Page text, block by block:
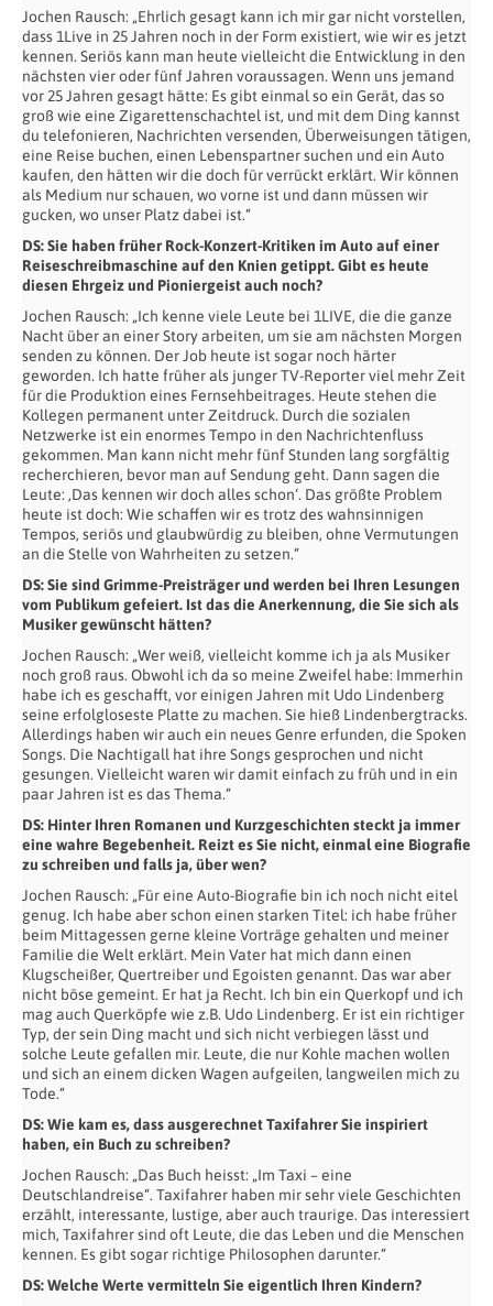
Jochen Rausch: „Ehrlich gesagt kann ich mir gar nicht vorstellen,
dass 1Live in 25 Jahren noch in der Form existiert, wie wir es jetzt
kennen. Seriös kann man heute vielleicht die Entwicklung in den
nächsten vier oder fünf Jahren voraussagen. Wenn uns jemand
vor 25 Jahren gesagt hätte: Es gibt einmal so ein Gerät, das so
groß wie eine Zigarettenschachtel ist, und mit dem Ding kannst
du telefonieren, Nachrichten versenden, Überweisungen tätigen,
eine Reise buchen, einen Lebenspartner suchen und ein Auto
kaufen, den hätten wir die doch für verrückt erklärt. Wir können
als Medium nur schauen, wo vorne ist und dann müssen wir
gucken, wo unser Platz dabei ist.“
DS: Sie haben früher Rock-Konzert-Kritiken im Auto auf einer
Reiseschreibmaschine auf den Knien getippt. Gibt es heute
diesen Ehrgeiz und Pioniergeist auch noch?
Jochen Rausch: „Ich kenne viele Leute bei 1LIVE, die die ganze
Nacht über an einer Story arbeiten, um sie am nächsten Morgen
senden zu können. Der Job heute ist sogar noch härter
geworden. Ich hatte früher als junger TV-Reporter viel mehr Zeit
für die Produktion eines Fernsehbeitrages. Heute stehen die
Kollegen permanent unter Zeitdruck. Durch die sozialen
Netzwerke ist ein enormes Tempo in den Nachrichtenfluss
gekommen. Man kann nicht mehr fünf Stunden lang sorgfältig
recherchieren, bevor man auf Sendung geht. Dann sagen die
Leute: ‚Das kennen wir doch alles schon‘. Das größte Problem
heute ist doch: Wie schaffen wir es trotz des wahnsinnigen
Tempos, seriös und glaubwürdig zu bleiben, ohne Vermutungen
an die Stelle von Wahrheiten zu setzen.“
DS: Sie sind Grimme-Preisträger und werden bei Ihren Lesungen
vom Publikum gefeiert. Ist das die Anerkennung, die Sie sich als
Musiker gewünscht hätten?
Jochen Rausch: „Wer weiß, vielleicht komme ich ja als Musiker
noch groß raus. Obwohl ich da so meine Zweifel habe: Immerhin
habe ich es geschafft, vor einigen Jahren mit Udo Lindenberg
seine erfolgloseste Platte zu machen. Sie hieß Lindenbergtracks.
Allerdings haben wir auch ein neues Genre erfunden, die Spoken
Songs. Die Nachtigall hat ihre Songs gesprochen und nicht
gesungen. Vielleicht waren wir damit einfach zu früh und in ein
paar Jahren ist es das Thema.“
DS: Hinter Ihren Romanen und Kurzgeschichten steckt ja immer
eine wahre Begebenheit. Reizt es Sie nicht, einmal eine Biografie
zu schreiben und falls ja, über wen?
Jochen Rausch: „Für eine Auto-Biografie bin ich noch nicht eitel
genug. Ich habe aber schon einen starken Titel: ich habe früher
beim Mittagessen gerne kleine Vorträge gehalten und meiner
Familie die Welt erklärt. Mein Vater hat mich dann einen
Klugscheißer, Quertreiber und Egoisten genannt. Das war aber
nicht böse gemeint. Er hat ja Recht. Ich bin ein Querkopf und ich
mag auch Querköpfe wie z.B. Udo Lindenberg. Er ist ein richtiger
Typ, der sein Ding macht und sich nicht verbiegen lässt und
solche Leute gefallen mir. Leute, die nur Kohle machen wollen
und sich an einem dicken Wagen aufgeilen, langweilen mich zu
Tode.“
DS: Wie kam es, dass ausgerechnet Taxifahrer Sie inspiriert
haben, ein Buch zu schreiben?
Jochen Rausch: „Das Buch heisst: „Im Taxi – eine
Deutschlandreise“. Taxifahrer haben mir sehr viele Geschichten
erzählt, interessante, lustige, aber auch traurige. Das interessiert
mich, Taxifahrer sind oft Leute, die das Leben und die Menschen
kennen. Es gibt sogar richtige Philosophen darunter.“
DS: Welche Werte vermitteln Sie eigentlich Ihren Kindern?